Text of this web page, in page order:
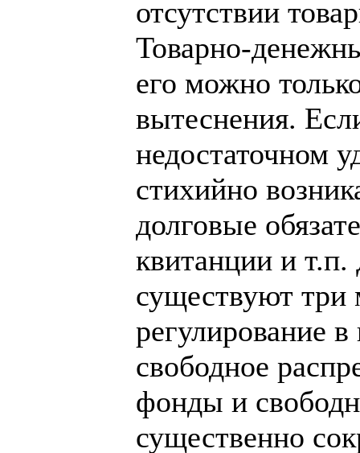
отсутствии
Товарно-
его можно
вытеснения.
недостаточном
стихийно
долговые
квитанции и
существуют три
регулирование
свободное
фонды и
существенно